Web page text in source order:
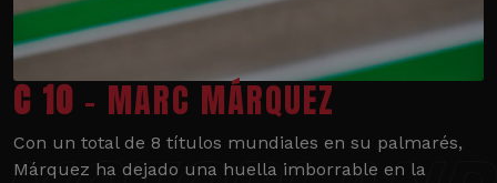
C 10 - MARC MÁRQUEZ
Con un total de 8 títulos mundiales en su palmarés,
Márquez ha dejado una huella imborrable en la